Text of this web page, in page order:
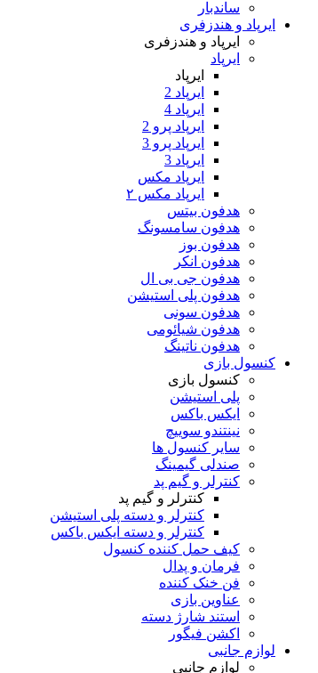
ساندبار
ایرپاد و هندزفری
ایرپاد و هندزفری
ایرپاد
ایرپاد
ایرپاد 2
ایرپاد 4
ایرپاد پرو 2
ایرپاد پرو 3
ایرپاد 3
ایرپاد مکس
ایرپاد مکس ۲
هدفون بیتس
هدفون سامسونگ
هدفون بوز
هدفون انکر
هدفون جی بی ال
هدفون پلی استیشن
هدفون سونی
هدفون شیائومی
هدفون ناتینگ
کنسول بازی
کنسول بازی
پلی استیشن
ایکس باکس
نینتندو سوییچ
سایر کنسول ها
صندلی گیمینگ
کنترلر و گیم پد
کنترلر و گیم پد
کنترلر و دسته پلی استیشن
کنترلر و دسته ایکس باکس
کیف حمل کننده کنسول
فرمان و پدال
فن خنک کننده
عناوین بازی
استند شارژ دسته
اکشن فیگور
لوازم جانبی
لوازم جانبی